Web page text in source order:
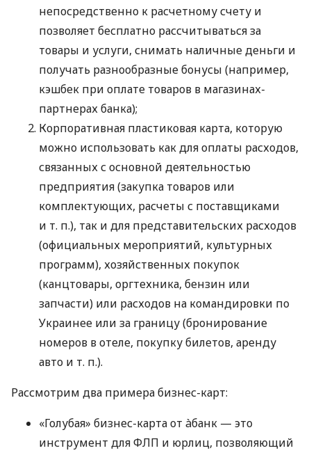
непосредственно к расчетному счету и
позволяет бесплатно рассчитываться за
товары и услуги, снимать наличные деньги и
получать разнообразные бонусы (например,
кэшбек при оплате товаров в магазинах-
партнерах банка);
Корпоративная пластиковая карта, которую
можно использовать как для оплаты расходов,
связанных с основной деятельностью
предприятия (закупка товаров или
комплектующих, расчеты с поставщиками
и т. п.), так и для представительских расходов
(официальных мероприятий, культурных
программ), хозяйственных покупок
(канцтовары, оргтехника, бензин или
запчасти) или расходов на командировки по
Украинее или за границу (бронирование
номеров в отеле, покупку билетов, аренду
авто и т. п.).
Рассмотрим два примера бизнес-карт:
«Голубая» бизнес-карта от àбанк — это
инструмент для ФЛП и юрлиц, позволяющий